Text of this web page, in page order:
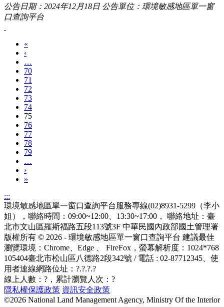
公告日期：2024年12月18日 公告單位：環境敏感地區單一窗
口查詢平台
«
‹
…
70
71
72
73
74
75
76
77
78
79
…
›
»
:::
環境敏感地區單一窗口查詢平台服務專線(02)8931-5299（李小
姐），聯絡時間：09:00~12:00、13:30~17:00， 聯絡地址：臺
北市文山區羅斯福路五段113號3F 中華民國內政部國土管理署
版權所有 © 2026 - 環境敏感地區單一窗口查詢平台 建議最佳
瀏覽環境：Chrome、Edge 、 FireFox，螢幕解析度：1024*768
105404臺北市松山區八德路2段342號 / 電話 : 02-87712345 、使
用者連線網路位址：?.?.?.?
線上人數： ? ，累計瀏覽人次： ?
隱私權保護政策 資訊安全政策
©2026 National Land Management Agency, Ministry Of the Interior